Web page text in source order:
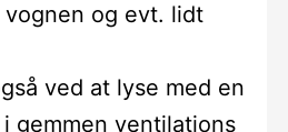
vognen og evt. lidt
ved at lyse med en
gemmen ventilations